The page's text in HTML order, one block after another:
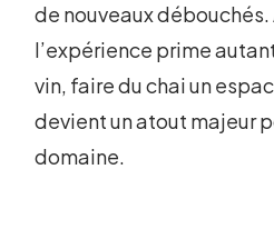
de nouveaux débouchés.
l’expérience prime
vin, faire du chai un
devient un atout majeur
domaine.